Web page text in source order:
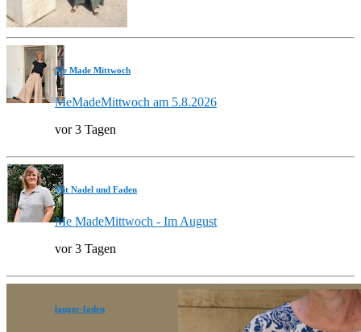
Me Made Mittwoch
MeMadeMittwoch am 5.8.2026
vor 3 Tagen
Mit Nadel und Faden
Me MadeMittwoch - Im August
vor 3 Tagen
langer-faden